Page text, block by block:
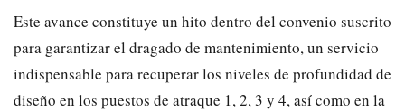
Este avance constituye un hito dentro del convenio suscrito
para garantizar el dragado de mantenimiento, un servicio
indispensable para recuperar los niveles de profundidad de
diseño en los puestos de atraque 1, 2, 3 y 4, así como en la